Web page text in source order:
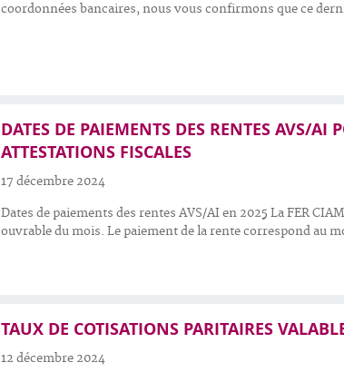
coordonnées bancaires, nous vous confirmons que ce
DATES DE PAIEMENTS DES RENTES AVS/AI
ATTESTATIONS FISCALES
17 décembre 2024
Dates de paiements des rentes AVS/AI en 2025 La FER
ouvrable du mois. Le paiement de la rente correspond au
TAUX DE COTISATIONS PARITAIRES
12 décembre 2024